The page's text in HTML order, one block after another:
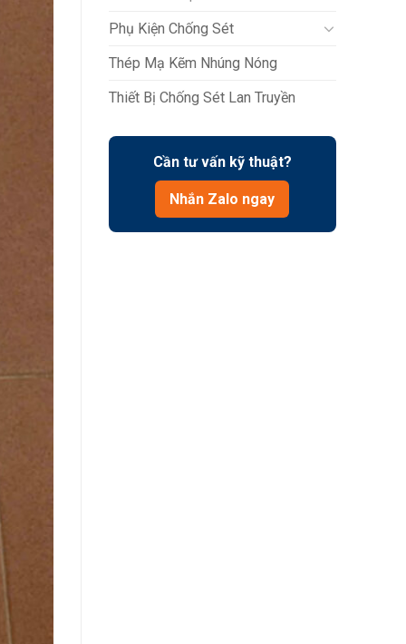
Phụ Kiện Chống Sét
Thép Mạ Kẽm Nhúng Nóng
Thiết Bị Chống Sét Lan Truyền
Cần tư vấn kỹ thuật?
Nhắn Zalo ngay